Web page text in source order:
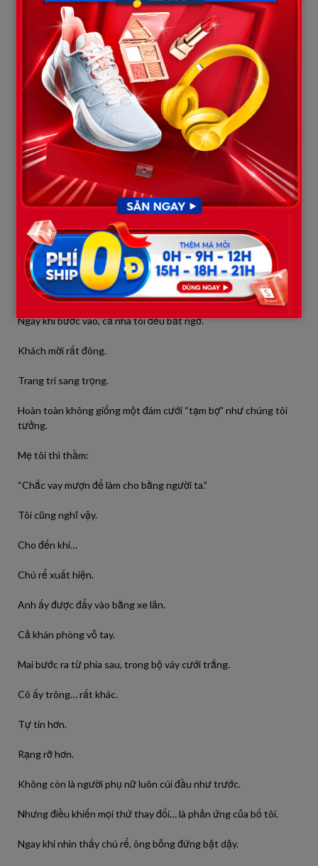
“Hay là mình đi dự đám cưới nó?”
Chị gái tôi lập tức hưởng ứng:
“Đi xem nó lấy chồng thế nào.”
Cuối cùng cả nhà quyết định lái xe sang tận nơi tổ chức đám
Trên đường đi, mọi người nói cười rất vui.
Mẹ tôi còn nói:
“Để xem nó sống thế nào với ông chồng tàn tật.”
Tôi ngồi lái xe, nghe mà không nói gì.
Trong lòng tôi lúc đó… không hiểu sao lại thấy hơi nặng.
Đám cưới tổ chức ở một khách sạn lớn trong thành phố.
Ngay khi bước vào, cả nhà tôi đều bất ngờ.
Khách mời rất đông.
Trang trí sang trọng.
Hoàn toàn không giống một đám cưới “tạm bợ” như chúng tôi
tưởng.
Mẹ tôi thì thầm:
“Chắc vay mượn để làm cho bằng người ta.”
Tôi cũng nghĩ vậy.
Cho đến khi…
Chú rể xuất hiện.
Anh ấy được đẩy vào bằng xe lăn.
Cả khán phòng vỗ tay.
Mai bước ra từ phía sau, trong bộ váy cưới trắng.
Cô ấy trông… rất khác.
Tự tin hơn.
Rạng rỡ hơn.
Không còn là người phụ nữ luôn cúi đầu như trước.
Nhưng điều khiến mọi thứ thay đổi… là phản ứng của bố tôi.
Ngay khi nhìn thấy chú rể, ông bỗng đứng bật dậy.